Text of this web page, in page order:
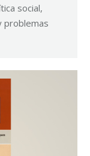
social,
problemas